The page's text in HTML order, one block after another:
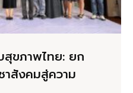
สุขภาพไทย: ยก
าสังคมสู่ความ